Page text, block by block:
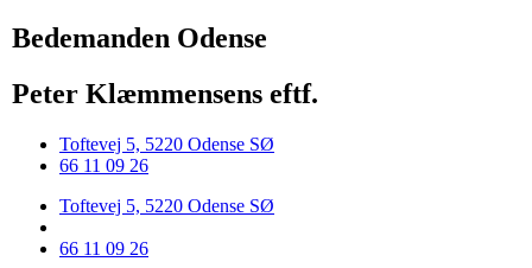
Bedemanden Odense
Peter Klæmmensens eftf.
Toftevej 5, 5220 Odense SØ
66 11 09 26
Toftevej 5, 5220 Odense SØ
66 11 09 26